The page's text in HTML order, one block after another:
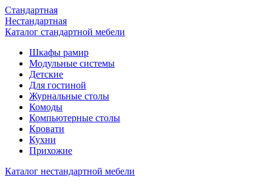
Стандартная
Нестандартная
Каталог стандартной мебели
Шкафы рамир
Модульные системы
Детские
Для гостиной
Журнальные столы
Комоды
Компьютерные столы
Кровати
Кухни
Прихожие
Каталог нестандартной мебели